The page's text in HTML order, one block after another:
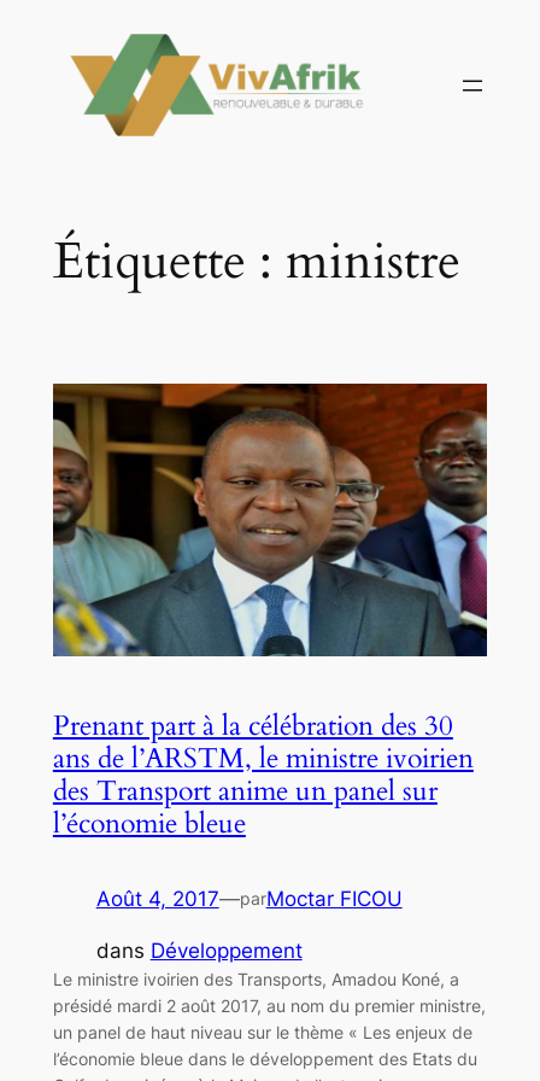
contenu
Étiquette : ministre
Prenant part à la célébration des 30
ans de l’ARSTM, le ministre ivoirien
des Transport anime un panel sur
l’économie bleue
Août 4, 2017—parMoctar FICOU
dans Développement
Le ministre ivoirien des Transports, Amadou Koné, a
présidé mardi 2 août 2017, au nom du premier ministre,
un panel de haut niveau sur le thème « Les enjeux de
l’économie bleue dans le développement des Etats du